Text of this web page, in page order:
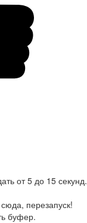
от 5 до 15 секунд.
перезапуск!
буфер.